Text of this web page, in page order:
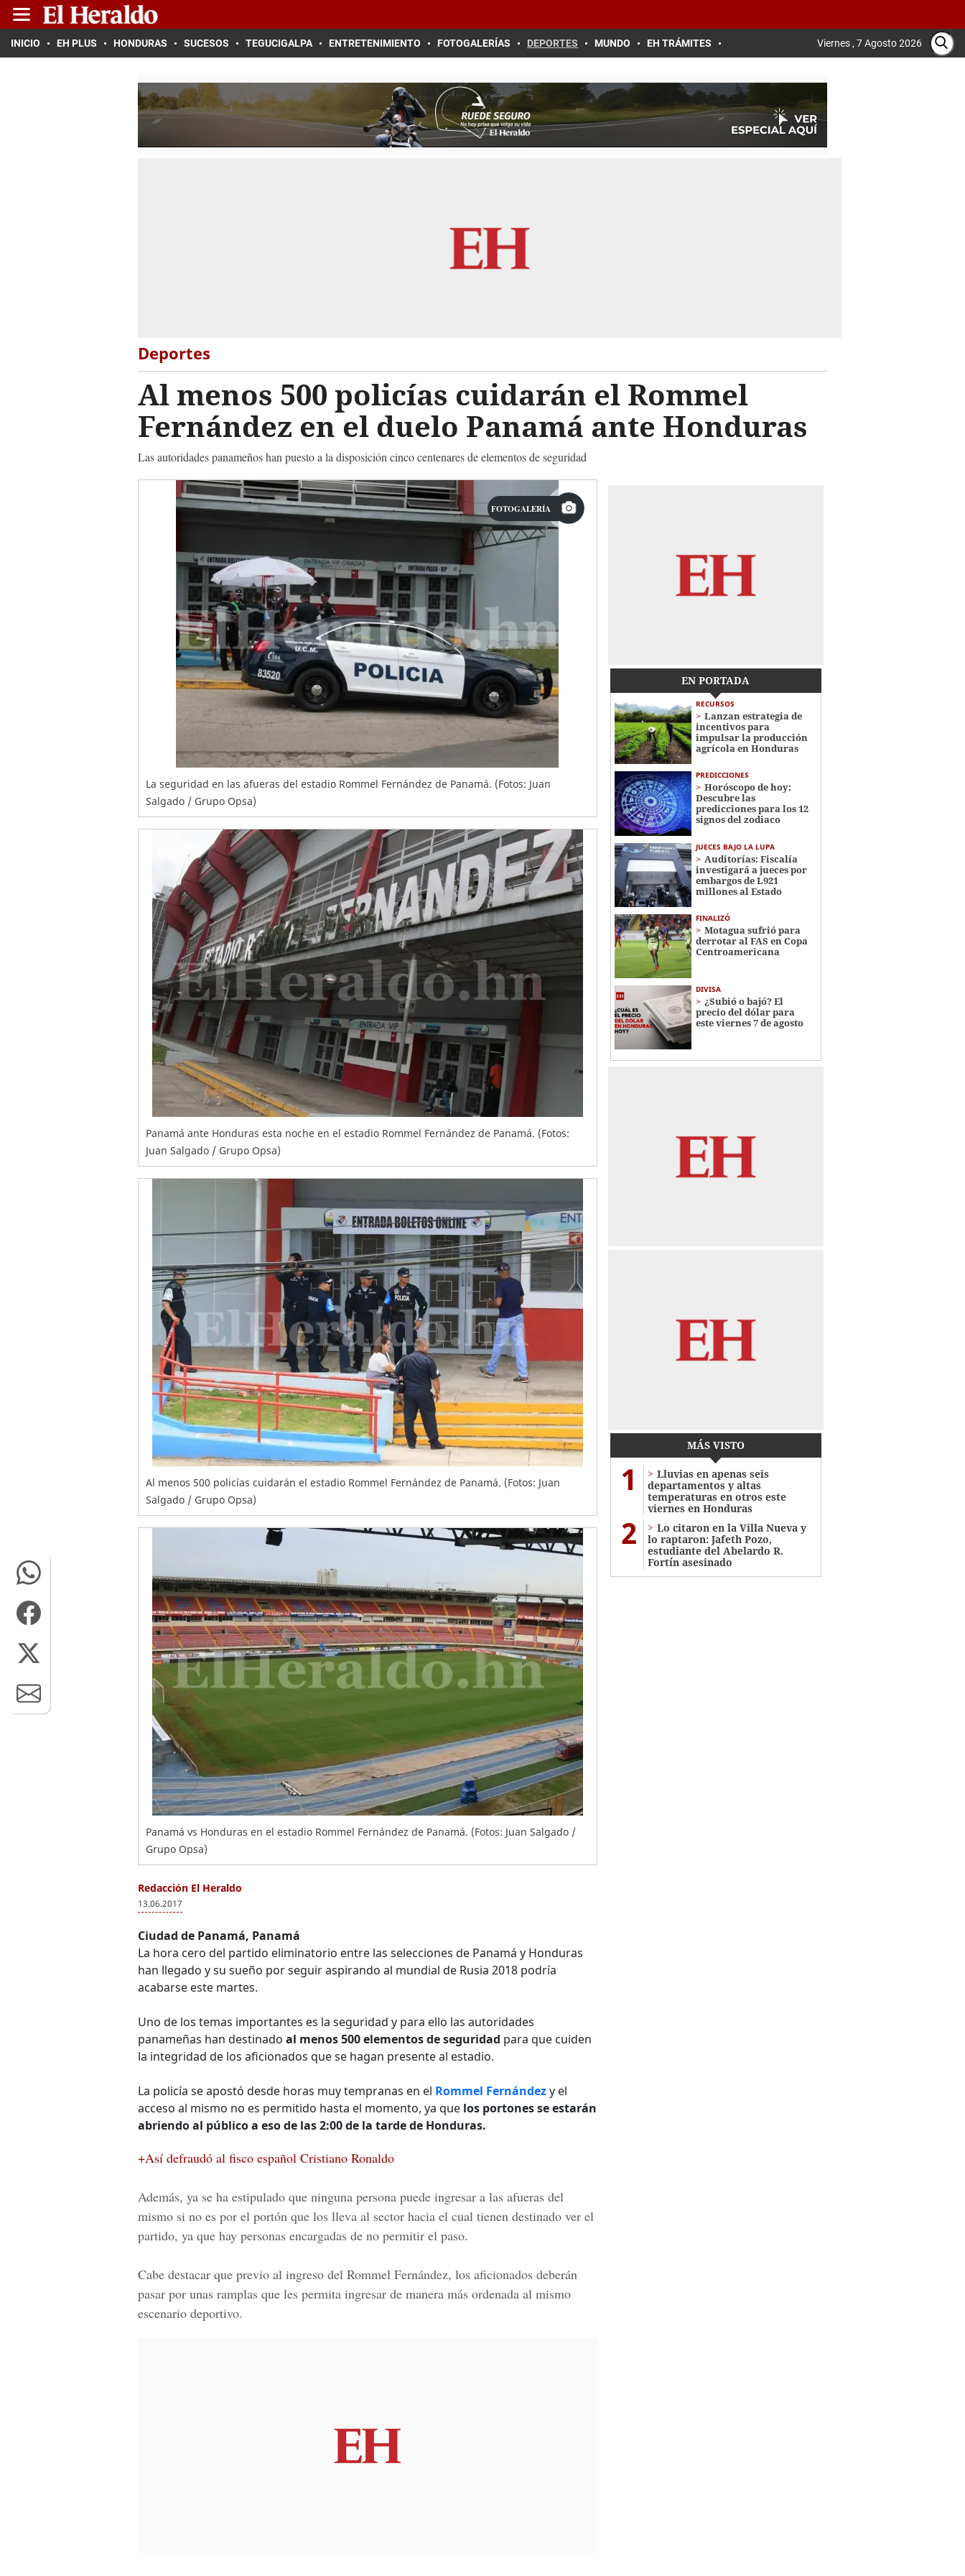
INICIO EH PLUS HONDURAS SUCESOS TEGUCIGALPA ENTRETENIMIENTO FOTOGALERÍAS DEPORTES MUNDO EH TRÁMITES Viernes , 7 Agosto 2026
Deportes
Al menos 500 policías cuidarán el Rommel
Fernández en el duelo Panamá ante Honduras
Las autoridades panameños han puesto a la disposición cinco centenares de elementos de seguridad
FOTOGALERÍA
La seguridad en las afueras del estadio Rommel Fernández de Panamá. (Fotos: Juan
Salgado / Grupo Opsa)
Panamá ante Honduras esta noche en el estadio Rommel Fernández de Panamá. (Fotos:
Juan Salgado / Grupo Opsa)
Al menos 500 policías cuidarán el estadio Rommel Fernández de Panamá. (Fotos: Juan
Salgado / Grupo Opsa)
Panamá vs Honduras en el estadio Rommel Fernández de Panamá. (Fotos: Juan Salgado /
Grupo Opsa)
Redacción El Heraldo
13.06.2017
Ciudad de Panamá, Panamá
La hora cero del partido eliminatorio entre las selecciones de Panamá y Honduras
han llegado y su sueño por seguir aspirando al mundial de Rusia 2018 podría
acabarse este martes.
Uno de los temas importantes es la seguridad y para ello las autoridades
panameñas han destinado al menos 500 elementos de seguridad para que cuiden
la integridad de los aficionados que se hagan presente al estadio.
La policía se apostó desde horas muy tempranas en el Rommel Fernándezy el
acceso al mismo no es permitido hasta el momento, ya que los portones se estarán
abriendo al público a eso de las 2:00 de la tarde de Honduras.
+Así defraudó al fisco español Cristiano Ronaldo
Además, ya se ha estipulado que ninguna persona puede ingresar a las afueras del
mismo si no es por el portón que los lleva al sector hacia el cual tienen destinado ver el
partido, ya que hay personas encargadas de no permitir el paso.
Cabe destacar que previo al ingreso del Rommel Fernández, los aficionados deberán
pasar por unas ramplas que les permita ingresar de manera más ordenada al mismo
escenario deportivo.
EN PORTADA
RECURSOS
Lanzan estrategia de
incentivos para
impulsar la producción
agrícola en Honduras
PREDICCIONES
Horóscopo de hoy:
Descubre las
predicciones para los 12
signos del zodiaco
JUECES BAJO LA LUPA
Auditorías: Fiscalía
investigará a jueces por
embargos de L921
millones al Estado
FINALIZÓ
Motagua sufrió para
derrotar al FAS en Copa
Centroamericana
DIVISA
¿Subió o bajó? El
precio del dólar para
este viernes 7 de agosto
MÁS VISTO
1
Lluvias en apenas seis
departamentos y altas
temperaturas en otros este
viernes en Honduras
2
Lo citaron en la Villa Nueva y
lo raptaron: Jafeth Pozo,
estudiante del Abelardo R.
Fortín asesinado